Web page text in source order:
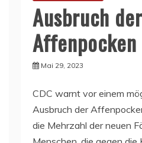
Ausbruch der
Affenpocken
Mai 29, 2023
CDC warnt vor einem
Ausbruch der
die Mehrzahl der neuen